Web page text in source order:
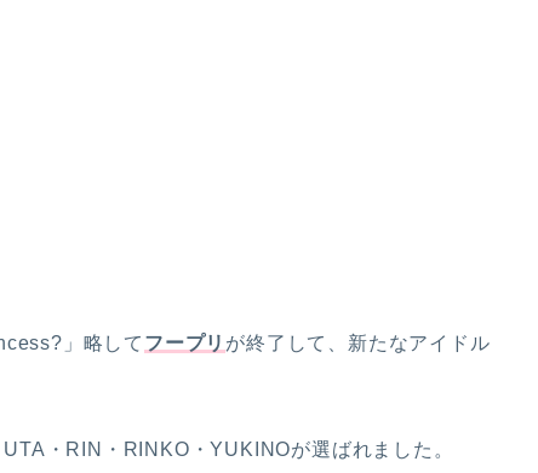
」略して フープリ が終了して、新たなアイドル
・RIN・RINKO・YUKINOが選ばれました。